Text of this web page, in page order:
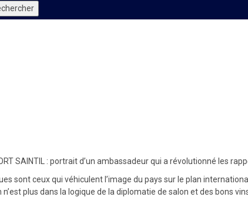
SAINTIL : portrait d’un ambassadeur qui a révolutionné les
sont ceux qui véhiculent l’image du pays sur le plan
n’est plus dans la logique de la diplomatie de salon et des bons